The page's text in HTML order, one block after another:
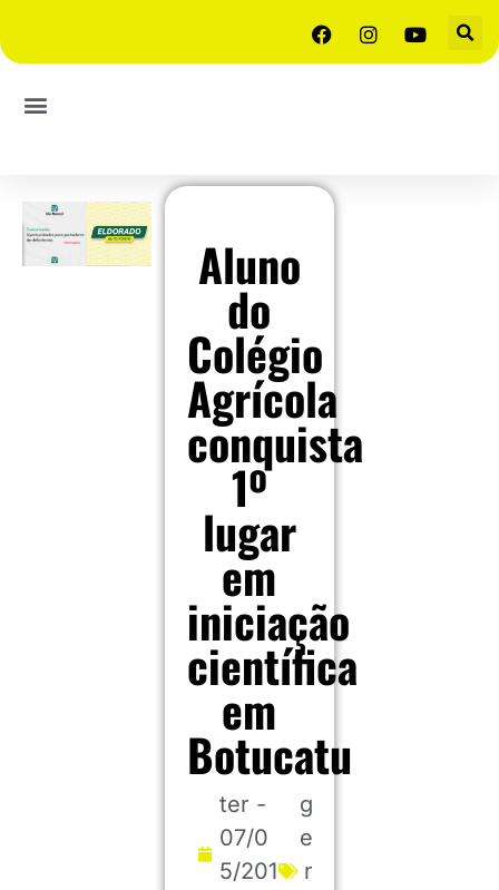
Aluno
do
Colégio
Agrícola
conquista
1º
lugar
em
iniciação
científica
em
Botucatu
ter -
07/0
5/201
g
e
r